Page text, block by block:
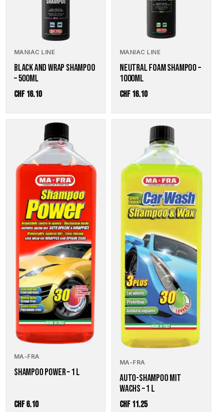
MANIAC LINE
BLACK AND WRAP SHAMPOO
– 500ML
CHF 16.10
MANIAC LINE
NEUTRAL FOAM SHAMPOO –
1000ML
CHF 16.10
MA-FRA
SHAMPOO POWER – 1 L
CHF6.10
MA-FRA
AUTO-SHAMPOO MIT
WACHS – 1 L
CHF 11.25